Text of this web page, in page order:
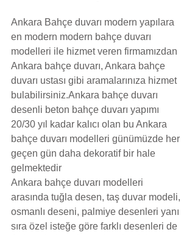
Ankara Bahçe duvarı modern yapılara
en modern modern bahçe duvarı
modelleri ile hizmet veren firmamızdan
Ankara bahçe duvarı, Ankara bahçe
duvarı ustası gibi aramalarınıza hizmet
bulabilirsiniz.Ankara bahçe duvarı
desenli beton bahçe duvarı yapımı
20/30 yıl kadar kalıcı olan bu Ankara
bahçe duvarı modelleri günümüzde her
geçen gün daha dekoratif bir hale
gelmektedir
Ankara bahçe duvarı modelleri
arasında tuğla desen, taş duvar modeli,
osmanlı deseni, palmiye desenleri yanı
sıra özel isteğe göre farklı desenleri de